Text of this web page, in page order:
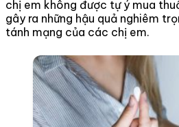
chị em không được tự ý mua
gây ra những hậu quả nghiêm
tánh mạng của các chị em.